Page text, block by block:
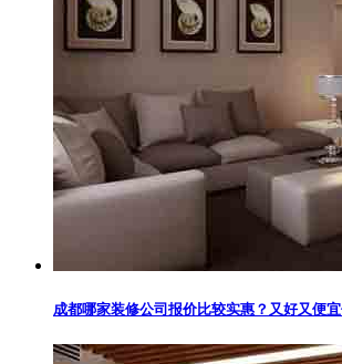
成都哪家装修公司报价比较实惠？又好又便